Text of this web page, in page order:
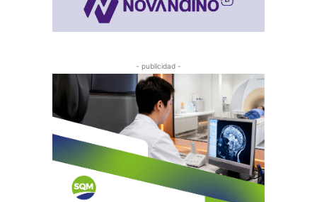
- publicidad -